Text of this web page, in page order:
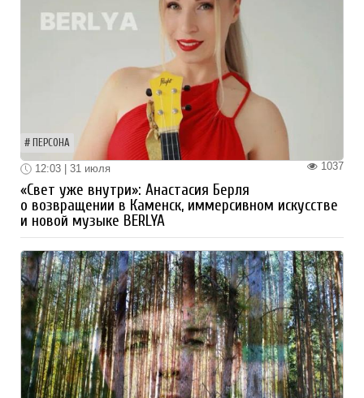
ПЕРСОНА
1037
12:03 | 31 июля
«Свет уже внутри»: Анастасия Берля
о возвращении в Каменск, иммерсивном искусстве
и новой музыке BERLYA